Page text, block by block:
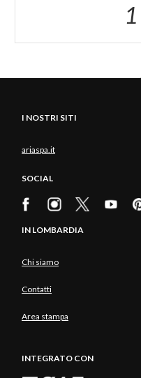
1
I NOSTRI SITI
ariaspa.it
SOCIAL
IN LOMBARDIA
Chi siamo
Contatti
Area stampa
INTEGRATO CON